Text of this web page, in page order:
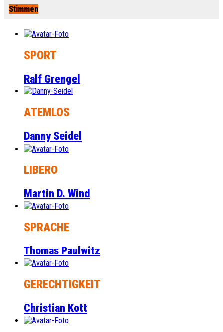
Stimmen
SPORT
Ralf Grengel
ATEMLOS
Danny Seidel
LIBERO
Martin D. Wind
SPRACHE
Thomas Paulwitz
GERECHTIGKEIT
Christian Kott